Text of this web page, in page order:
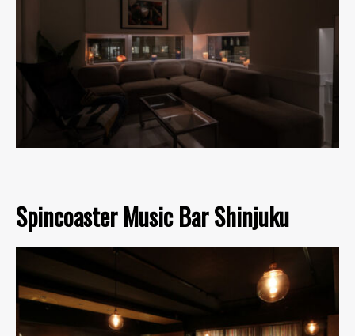
Spincoaster Music Bar Shinjuku